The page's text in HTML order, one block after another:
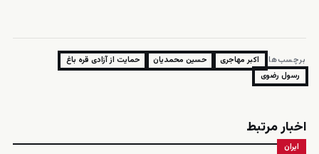
برچسب‌ها: اکبر مهاجری حسین محمدیان
حمایت از آزادی قره باغ
رسول رضوی
اخبار مرتبط
ایران